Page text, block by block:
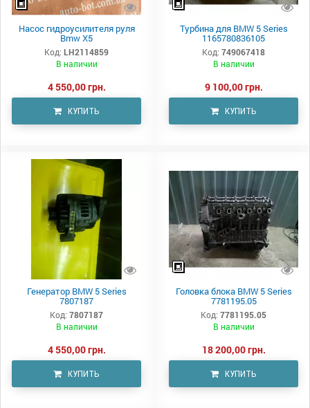
Насос гидроусилителя руля
Bmw X5
Код: LH2114859
В наличии
4 550,00 грн.
КУПИТЬ
Турбина для BMW 5 Series
1165780836105
Код: 749067418
В наличии
9 100,00 грн.
КУПИТЬ
Генератор BMW 5 Series
7807187
Код: 7807187
В наличии
4 550,00 грн.
КУПИТЬ
Головка блока BMW 5 Series
7781195.05
Код: 7781195.05
В наличии
18 200,00 грн.
КУПИТЬ